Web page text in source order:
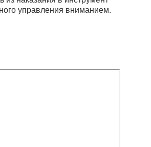
управления вниманием.